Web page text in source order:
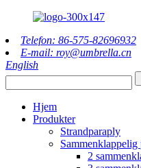
Telefon: 86-575-82696932
E-mail: roy@umbrella.cn
English
Hjem
Produkter
Strandparaply
Sammenklappelig
2